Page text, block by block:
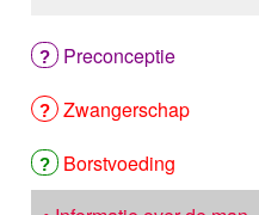
ALGLUCOSIDASE alfa
ALIROCUMAB
ALITRETINOINE
ALIZAPRIDE
ALLOPURINOL
ALMOTRIPTAN
ALOGLIPTINE benzoaat
Preconceptie
Zwangerschap
Borstvoeding